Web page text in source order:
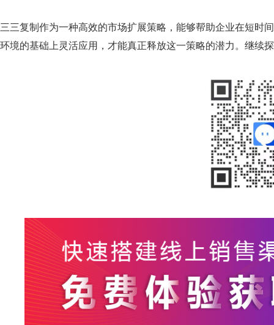
三三复制作为一种高效的市场扩展策略，能够帮助企业在短时
环境的基础上灵活应用，才能真正释放这一策略的潜力。继续